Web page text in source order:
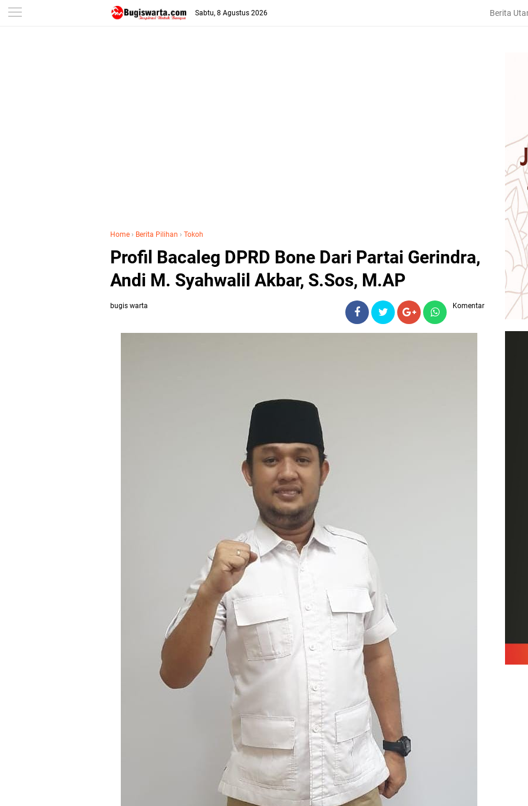
-->
Sabtu, 8 Agustus 2026 Berita
Home › Berita Pilihan › Tokoh
Profil Bacaleg DPRD Bone Dari Partai Gerindra,
Andi M. Syahwalil Akbar, S.Sos, M.AP
bugis warta Komentar